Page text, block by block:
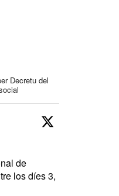
Decretu del
de
los díes 3,